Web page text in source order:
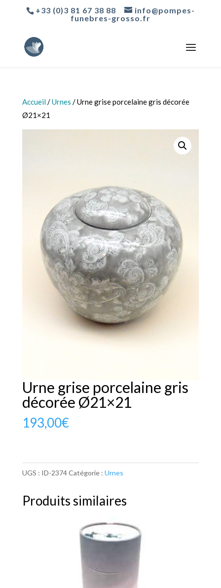
+33 (0)3 81 67 38 88
info@pompes-
funebres-grosso.fr
Accueil/Urnes / Urne grise porcelaine gris décorée
Ø21×21
Urne grise porcelaine gris
décorée Ø21×21
193,00€
UGS : ID-2374Catégorie : Urnes
Produits similaires